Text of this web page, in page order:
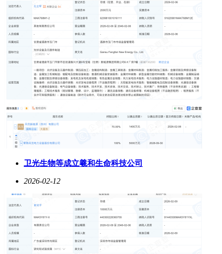
卫光生物等成立羲和生命科技公司
2026-02-12